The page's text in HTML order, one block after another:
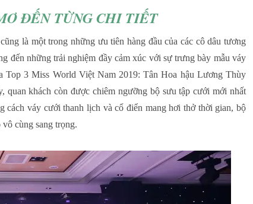
ĐẾN TỪNG CHI TIẾT
là một trong những ưu tiên hàng đầu của các cô dâu tương
đến những trải nghiệm đầy cảm xúc với sự trưng bày mẫu váy
Top 3 Miss World Việt Nam 2019: Tân Hoa hậu Lương Thùy
khách còn được chiêm ngưỡng bộ sưu tập cưới mới nhất
váy cưới thanh lịch và cổ điển mang hơi thở thời gian, bộ
cùng sang trọng.